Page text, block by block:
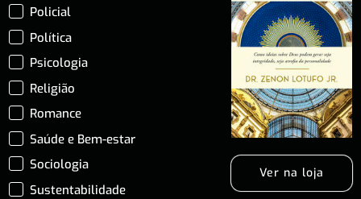
Policial
Política
Psicologia
Religião
Romance
Saúde e Bem-estar
Sociologia
Sustentabilidade
Ver na loja